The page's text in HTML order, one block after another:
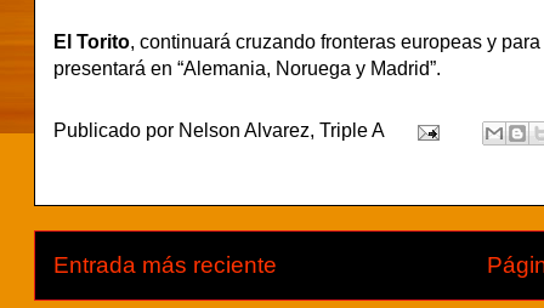
El Torito, continuará cruzando fronteras europeas y
presentará en “Alemania, Noruega y Madrid”.
Publicado por Nelson Alvarez, Triple A
Entrada más reciente